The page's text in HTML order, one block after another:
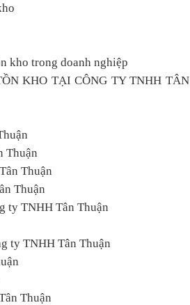
kho trong doanh nghiệp
KHO TẠI CÔNG TY TNHH TÂN
Thuận
Thuận
Thuận
ty TNHH Tân Thuận
ty TNHH Tân Thuận
Thuận